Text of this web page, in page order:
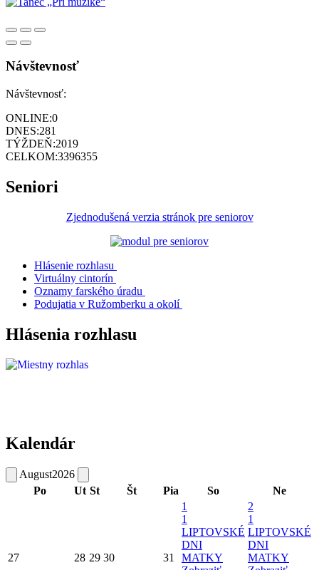
Návštevnosť
Návštevnosť:
ONLINE:0
DNES:281
TÝŽDEŇ:2019
CELKOM:3396355
Seniori
Zjednodušená verzia stránok pre seniorov
Hlásenie rozhlasu
Virtuálny cintorín
Oznamy farského úradu
Podujatia v Ružomberku a okolí
Hlásenia rozhlasu
Kalendár
August2026
Po
Ut St Št Pia So Ne
27 28 29 30 31
1
1
LIPTOVSKÉ
DNI
MATKY
2
1
LIPTOVSKÉ
DNI
MATKY